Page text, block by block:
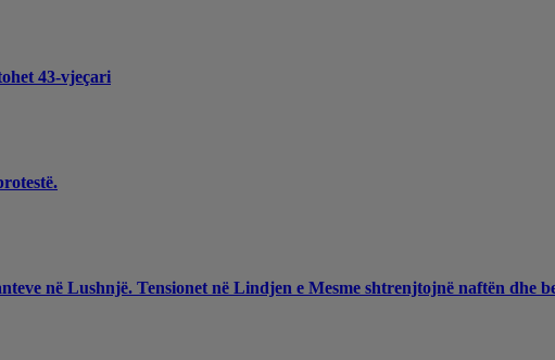
43-vjeçari
në Lushnjë. Tensionet në Lindjen e Mesme shtrenjtojnë naftën dhe